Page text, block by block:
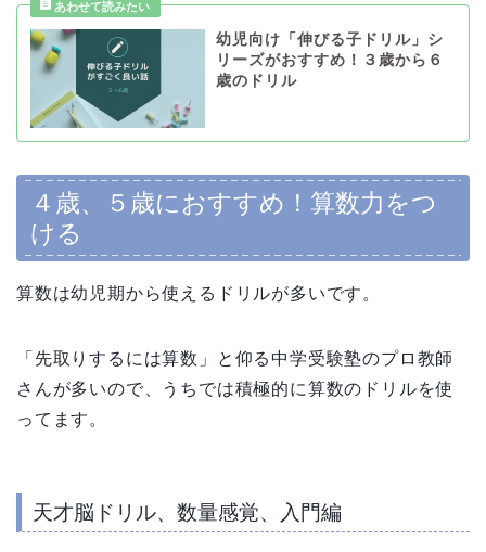
幼児向け「伸びる子ドリル」シ
リーズがおすすめ！３歳から６
歳のドリル
４歳、５歳におすすめ！ 算数力をつ
ける
算数は幼児期から使えるドリルが多いです。
「先取りするには算数」と仰る中学受験塾のプロ教師
さんが多いので、うちでは積極的に算数のドリルを使
ってます。
天才脳ドリル、数量感覚、入門編